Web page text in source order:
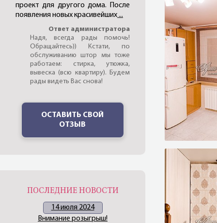
проект для другого дома. После
появления новых красивейших...
Ответ администратора
Надя, всегда рады помочь!
Обращайтесь)) Кстати, по
обслуживанию штор мы тоже
работаем: стирка, утюжка,
вывеска (всю квартиру). Будем
рады видеть Вас снова!
ОСТАВИТЬ СВОЙ
ОТЗЫВ
ПОСЛЕДНИЕ НОВОСТИ
14 июля 2024
Внимание розыгрыш!